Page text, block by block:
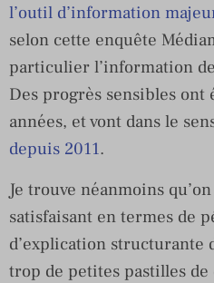
l’outil d’information
selon cette enquête
particulier l’information
Des progrès sensibles ont
années, et vont dans le
depuis 2011.
Je trouve néanmoins
satisfaisant en termes de
d’explication structurante
trop de petites pastilles